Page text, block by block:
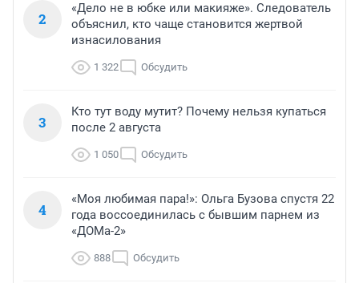
2
«Дело не в юбке или макияже». Следователь
объяснил, кто чаще становится жертвой
изнасилования
1 322 Обсудить
3
Кто тут воду мутит? Почему нельзя купаться
после 2 августа
1 050 Обсудить
4
«Моя любимая пара!»: Ольга Бузова спустя 22
года воссоединилась с бывшим парнем из
«ДОМа-2»
888 Обсудить